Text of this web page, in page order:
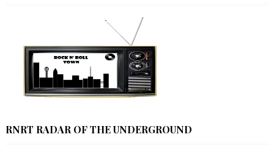
RNRT RADAR OF THE UNDERGROUND